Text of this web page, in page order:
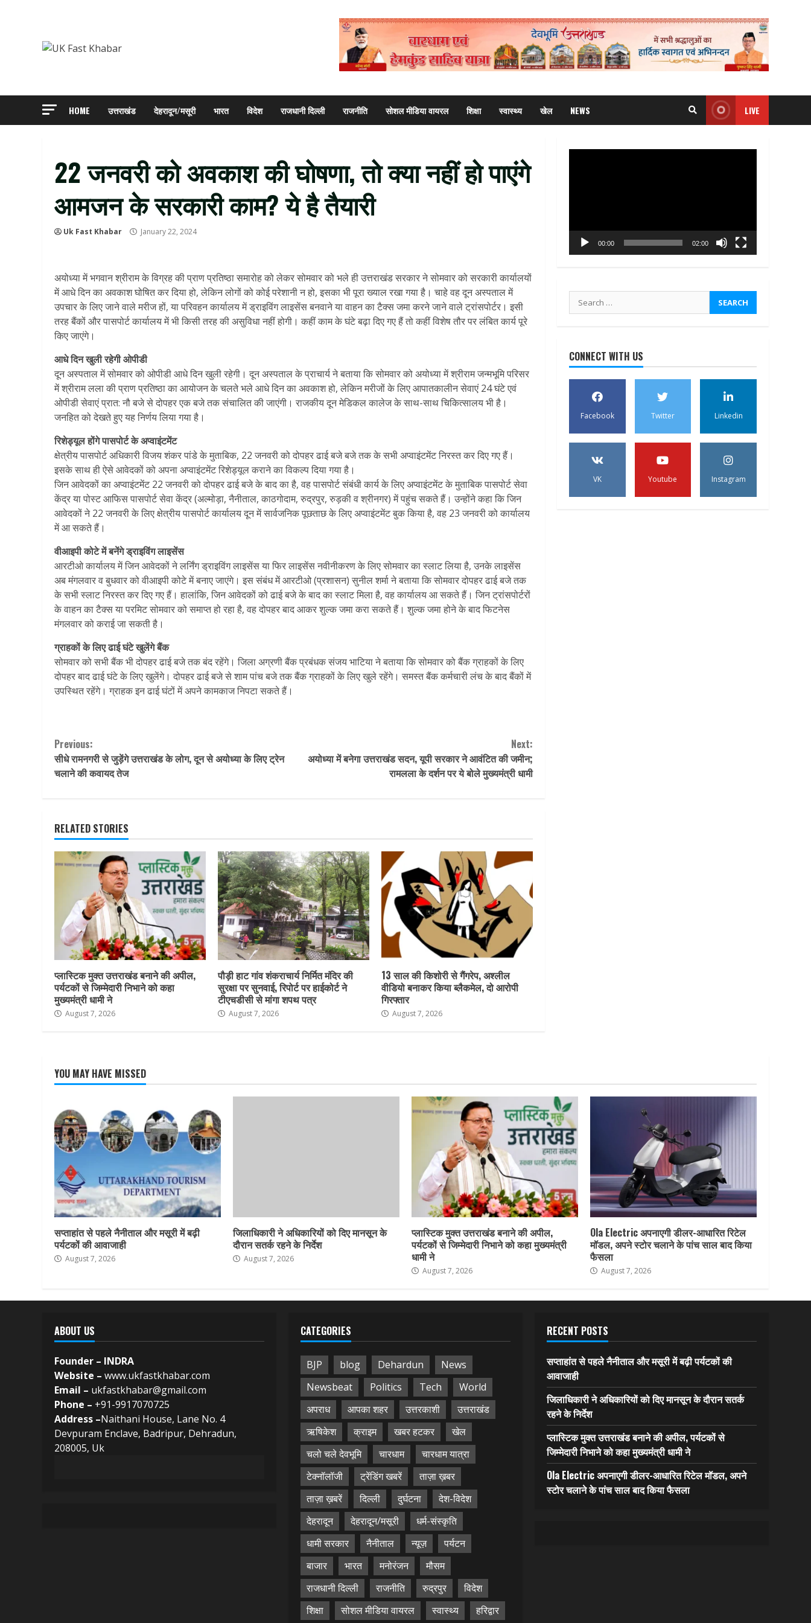
HOME उत्तराखंड देहरादून/मसूरी भारत विदेश राजधानी दिल्ली राजनीति सोशल मीडिया वायरल शिक्षा स्वास्थ्य खेल NEWS LIVE
22 जनवरी को अवकाश की घोषणा, तो क्या नहीं हो पाएंगे
आमजन के सरकारी काम? ये है तैयारी
Uk Fast Khabar January 22, 2024
अयोध्या में भगवान श्रीराम के विग्रह की प्राण प्रतिष्ठा समारोह को लेकर सोमवार को भले ही उत्तराखंड सरकार ने सोमवार को सरकारी कार्यालयों
में आधे दिन का अवकाश घोषित कर दिया हो, लेकिन लोगों को कोई परेशानी न हो, इसका भी पूरा ख्याल रखा गया है। चाहे वह दून अस्पताल में
उपचार के लिए जाने वाले मरीज हों, या परिवहन कार्यालय में ड्राइविंग लाइसेंस बनवाने या वाहन का टैक्स जमा करने जाने वाले ट्रांसपोर्टर। इसी
तरह बैंकों और पासपोर्ट कार्यालय में भी किसी तरह की असुविधा नहीं होगी। कहीं काम के घंटे बढ़ा दिए गए हैं तो कहीं विशेष तौर पर लंबित कार्य पूरे
किए जाएंगे।
आधे दिन खुली रहेगी ओपीडी
दून अस्पताल में सोमवार को ओपीडी आधे दिन खुली रहेगी। दून अस्पताल के प्राचार्य ने बताया कि सोमवार को अयोध्या में श्रीराम जन्मभूमि परिसर
में श्रीराम लला की प्राण प्रतिष्ठा का आयोजन के चलते भले आधे दिन का अवकाश हो, लेकिन मरीजों के लिए आपातकालीन सेवाएं 24 घंटे एवं
ओपीडी सेवाएं प्रात: नौ बजे से दोपहर एक बजे तक संचालित की जाएंगी। राजकीय दून मेडिकल कालेज के साथ-साथ चिकित्सालय भी है।
जनहित को देखते हुए यह निर्णय लिया गया है।
रिशेड्यूल होंगे पासपोर्ट के अप्वाइंटमेंट
क्षेत्रीय पासपोर्ट अधिकारी विजय शंकर पांडे के मुताबिक, 22 जनवरी को दोपहर ढाई बजे बजे तक के सभी अप्वाइंटमेंट निरस्त कर दिए गए हैं।
इसके साथ ही ऐसे आवेदकों को अपना अप्वाइंटमेंट रिशेड्यूल कराने का विकल्प दिया गया है।
जिन आवेदकों का अप्वाइंटमेंट 22 जनवरी को दोपहर ढाई बजे के बाद का है, वह पासपोर्ट संबंधी कार्य के लिए अप्वाइंटमेंट के मुताबिक पासपोर्ट सेवा
केंद्र या पोस्ट आफिस पासपोर्ट सेवा केंद्र (अल्मोड़ा, नैनीताल, काठगोदाम, रुद्रपुर, रुड़की व श्रीनगर) में पहुंच सकते हैं। उन्होंने कहा कि जिन
आवेदकों ने 22 जनवरी के लिए क्षेत्रीय पासपोर्ट कार्यालय दून में सार्वजनिक पूछताछ के लिए अप्वाइंटमेंट बुक किया है, वह 23 जनवरी को कार्यालय
में आ सकते हैं।
वीआइपी कोटे में बनेंगे ड्राइविंग लाइसेंस
आरटीओ कार्यालय में जिन आवेदकों ने लर्निंग ड्राइविंग लाइसेंस या फिर लाइसेंस नवीनीकरण के लिए सोमवार का स्लाट लिया है, उनके लाइसेंस
अब मंगलवार व बुधवार को वीआइपी कोटे में बनाए जाएंगे। इस संबंध में आरटीओ (प्रशासन) सुनील शर्मा ने बताया कि सोमवार दोपहर ढाई बजे तक
के सभी स्लाट निरस्त कर दिए गए हैं। हालांकि, जिन आवेदकों को ढाई बजे के बाद का स्लाट मिला है, वह कार्यालय आ सकते हैं। जिन ट्रांसपोर्टरों
के वाहन का टैक्स या परमिट सोमवार को समाप्त हो रहा है, वह दोपहर बाद आकर शुल्क जमा करा सकते हैं। शुल्क जमा होने के बाद फिटनेस
मंगलवार को कराई जा सकती है।
ग्राहकों के लिए ढाई घंटे खुलेंगे बैंक
सोमवार को सभी बैंक भी दोपहर ढाई बजे तक बंद रहेंगे। जिला अग्रणी बैंक प्रबंधक संजय भाटिया ने बताया कि सोमवार को बैंक ग्राहकों के लिए
दोपहर बाद ढाई घंटे के लिए खुलेंगे। दोपहर ढाई बजे से शाम पांच बजे तक बैंक ग्राहकों के लिए खुले रहेंगे। समस्त बैंक कर्मचारी लंच के बाद बैंकों में
उपस्थित रहेंगे। ग्राहक इन ढाई घंटों में अपने कामकाज निपटा सकते हैं।
Continue
Reading
Previous:
सीधे रामनगरी से जुड़ेंगे उत्तराखंड के लोग, दून से अयोध्या के लिए ट्रेन
चलाने की कवायद तेज
Next:
अयोध्या में बनेगा उत्तराखंड सदन, यूपी सरकार ने आवंटित की जमीन;
रामलला के दर्शन पर ये बोले मुख्यमंत्री धामी
RELATED STORIES
प्लास्टिक मुक्त उत्तराखंड बनाने की अपील,
पर्यटकों से जिम्मेदारी निभाने को कहा
मुख्यमंत्री धामी ने
August 7, 2026
पौड़ी हाट गांव शंकराचार्य निर्मित मंदिर की
सुरक्षा पर सुनवाई, रिपोर्ट पर हाईकोर्ट ने
टीएचडीसी से मांगा शपथ पत्र
August 7, 2026
13 साल की किशोरी से गैंगरेप, अश्लील
वीडियो बनाकर किया ब्लैकमेल, दो आरोपी
गिरफ्तार
August 7, 2026
00:00 02:00
Search
for:
CONNECT WITH US
Facebook Twitter Linkedin
VK Youtube Instagram
YOU MAY HAVE MISSED
सप्ताहांत से पहले नैनीताल और मसूरी में बढ़ी
पर्यटकों की आवाजाही
August 7, 2026
जिलाधिकारी ने अधिकारियों को दिए मानसून के
दौरान सतर्क रहने के निर्देश
August 7, 2026
प्लास्टिक मुक्त उत्तराखंड बनाने की अपील,
पर्यटकों से जिम्मेदारी निभाने को कहा मुख्यमंत्री
धामी ने
August 7, 2026
Ola Electric अपनाएगी डीलर-आधारित रिटेल
मॉडल, अपने स्टोर चलाने के पांच साल बाद किया
फैसला
August 7, 2026
ABOUT US
Founder – INDRA
Website – www.ukfastkhabar.com
Email – ukfastkhabar@gmail.com
Phone – +91-9917070725
Address –Naithani House, Lane No. 4
Devpuram Enclave, Badripur, Dehradun,
208005, Uk
CATEGORIES
BJP blog Dehardun
News
Newsbeat
Politics Tech
World
अपराध
आपका शहर उत्तरकाशी
उत्तराखंड
ऋषिकेश
क्राइम खबर हटकर
खेल
चलो चले देवभूमि
चारधाम
चारधाम यात्रा
टेक्नॉलॉजी
ट्रेंडिंग खबरें
ताज़ा ख़बर
ताज़ा ख़बरें
दिल्ली दुर्घटना
देश-विदेश
देहरादून
देहरादून/मसूरी
धर्म-संस्कृति
धामी सरकार
नैनीताल न्यूज़
पर्यटन
बाजार
भारत मनोरंजन
मौसम
राजधानी दिल्ली
राजनीति रुद्रपुर
विदेश
शिक्षा
सोशल मीडिया वायरल स्वास्थ्य हरिद्वार
RECENT POSTS
सप्ताहांत से पहले नैनीताल और मसूरी में बढ़ी पर्यटकों की
आवाजाही
जिलाधिकारी ने अधिकारियों को दिए मानसून के दौरान सतर्क
रहने के निर्देश
प्लास्टिक मुक्त उत्तराखंड बनाने की अपील, पर्यटकों से
जिम्मेदारी निभाने को कहा मुख्यमंत्री धामी ने
Ola Electric अपनाएगी डीलर-आधारित रिटेल मॉडल, अपने
स्टोर चलाने के पांच साल बाद किया फैसला